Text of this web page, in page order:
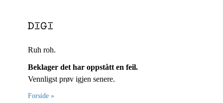
Ruh roh.
Beklager det har oppstått en feil.
Vennligst prøv igjen senere.
Forside »